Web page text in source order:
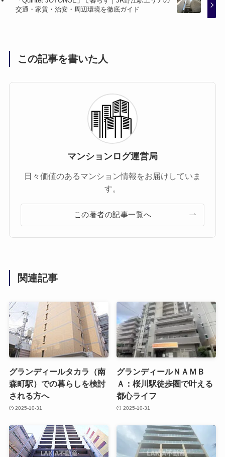
交通・家賃・治安・周辺環境を徹底ガイド
この記事を書いた人
マンションログ運営局
日々価値のあるマンション情報をお届けしていま
す。
この著者の記事一覧へ
関連記事
グランディールタカラ（南
森町駅）での暮らしを検討
される方へ
2025-10-31
グランディールＮＡＭＢ
Ａ：桜川駅徒歩圏で叶える
都心ライフ
2025-10-31